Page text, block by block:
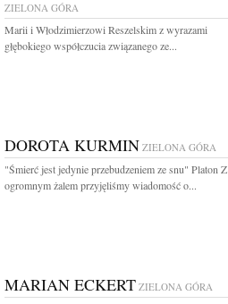
ZIELONA GÓRA
Marii i Włodzimierzowi Reszelskim z wyrazami
głębokiego współczucia związanego ze...
DOROTA KURMIN ZIELONA GÓRA
"Śmierć jest jedynie przebudzeniem ze snu" Platon Z
ogromnym żalem przyjęliśmy wiadomość o...
MARIAN ECKERT ZIELONA GÓRA